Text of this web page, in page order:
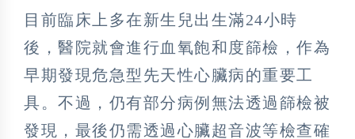
目前臨床上多在新生兒出生滿24小時
後，醫院就會進行血氧飽和度篩檢，作為
早期發現危急型先天性心臟病的重要工
具。不過，仍有部分病例無法透過篩檢被
發現，最後仍需透過心臟超音波等檢查確